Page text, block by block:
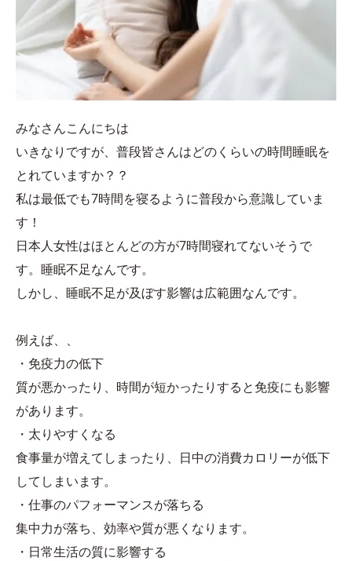
みなさんこんにちは
いきなりですが、普段皆さんはどのくらいの時間睡眠を
とれていますか？？
私は最低でも7時間を寝るように普段から意識していま
す！
日本人女性はほとんどの方が7時間寝れてないそうで
す。睡眠不足なんです。
しかし、睡眠不足が及ぼす影響は広範囲なんです。
例えば、、
・免疫力の低下
質が悪かったり、時間が短かったりすると免疫にも影響
があります。
・太りやすくなる
食事量が増えてしまったり、日中の消費カロリーが低下
してしまいます。
・仕事のパフォーマンスが落ちる
集中力が落ち、効率や質が悪くなります。
・日常生活の質に影響する